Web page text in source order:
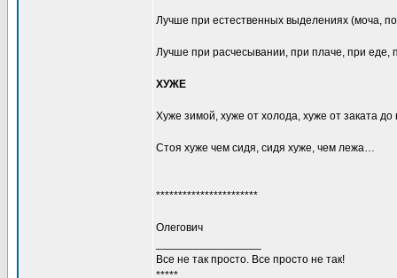
Лучше при естественных выделениях (моча,
Лучше при расчесывании, при плаче, при
ХУЖЕ
Хуже зимой, хуже от холода, хуже от заката
Стоя хуже чем сидя, сидя хуже, чем лежа…
***********************
Олегович
Все не так просто. Все просто не так!
*****